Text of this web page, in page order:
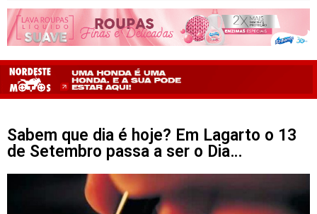
Sabem que dia é hoje? Em Lagarto o 13
de Setembro passa a ser o Dia…